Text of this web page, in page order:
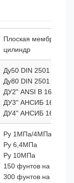
Плоская мембрана,
цилиндр
Ду50 DIN 2501
Ду80 DIN 2501
ДУ2" ANSI B 16,5
ДУ3" АНСИБ 16,5
ДУ4" АНСИБ 16,5
Ру 1МПа/4МПа
Ру 6,4МПа
Ру 10МПа
150 фунтов на
300 фунтов на